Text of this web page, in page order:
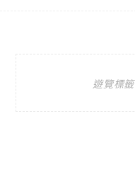
遊覽標籤